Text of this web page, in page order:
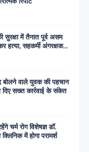
सुरक्षा में तैनात पूर्व असम
हत्या, सहकर्मी अंगरक्षक
बोलने वाले युवक की पहचान
सख्त कार्रवाई के संकेत
चर्म रोग विशेषज्ञ डॉ.
में होगा परामर्श